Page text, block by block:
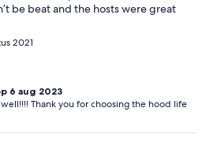
be beat and the hosts were great
2021
6 aug 2023
Thank you for choosing the hood life